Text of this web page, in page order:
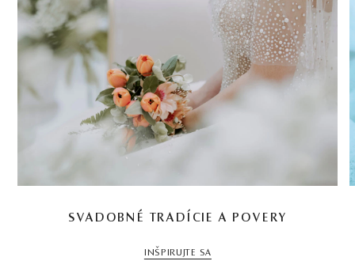
SVADOBNÉ TRADÍCIE A POVERY
INŠPIRUJTE SA